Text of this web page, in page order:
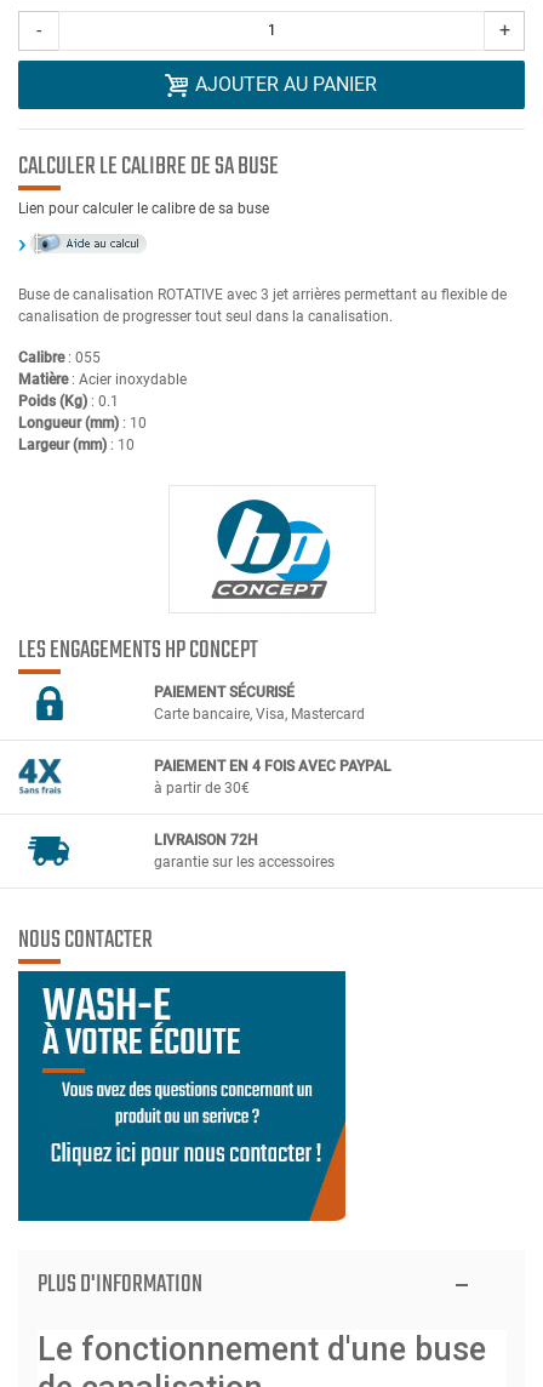
- +
AJOUTER AU PANIER
CALCULER LE CALIBRE DE SA BUSE
Lien pour calculer le calibre de sa buse
Buse de canalisation ROTATIVE avec 3 jet arrières permettant au flexible de
canalisation de progresser tout seul dans la canalisation.
Calibre: 055
Matière: Acier inoxydable
Poids (Kg) : 0.1
Longueur (mm) : 10
Largeur (mm) : 10
LES ENGAGEMENTS HP CONCEPT
PAIEMENT SÉCURISÉ
Carte bancaire, Visa, Mastercard
PAIEMENT EN 4 FOIS AVEC PAYPAL
à partir de 30€
LIVRAISON 72H
garantie sur les accessoires
NOUS CONTACTER
PLUS D'INFORMATION